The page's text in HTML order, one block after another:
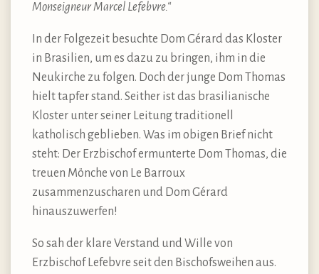
Monseigneur Marcel Lefebvre.“
In der Folgezeit besuchte Dom Gérard das Kloster
in Brasilien, um es dazu zu bringen, ihm in die
Neukirche zu folgen. Doch der junge Dom Thomas
hielt tapfer stand. Seither ist das brasilianische
Kloster unter seiner Leitung traditionell
katholisch geblieben. Was im obigen Brief nicht
steht: Der Erzbischof ermunterte Dom Thomas, die
treuen Mönche von Le Barroux
zusammenzuscharen und Dom Gérard
hinauszuwerfen!
So sah der klare Verstand und Wille von
Erzbischof Lefebvre seit den Bischofsweihen aus.